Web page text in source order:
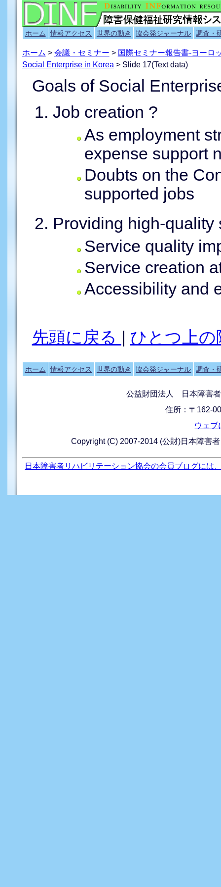
ホーム 情報アクセス 世界の動き 協会発ジャーナル 調査・
ホーム > 会議・セミナー > 国際セミナー報告書-ヨーロ
Social Enterprise in Korea > Slide 17(Text data)
Goals of Social
Job creation ?
As employment
expense support
Doubts on the
supported jobs
Providing high-quality
Service quality
Service creation
Accessibility and
先頭に戻る | ひとつ上の
ホーム 情報アクセス 世界の動き 協会発ジャーナル 調査・
公益財団法人 日本障害
住所：〒162-
ウェブ
Copyright (C) 2007-2014 (公財)日本障害
日本障害者リハビリテーション協会の会員ブログには